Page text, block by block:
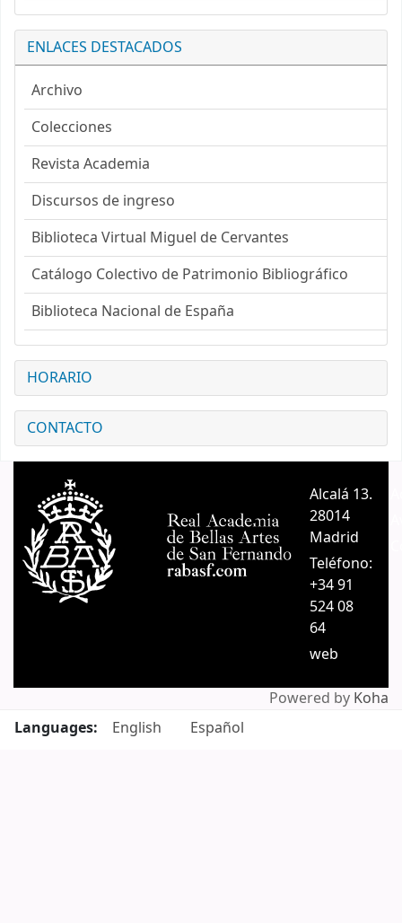
ENLACES DESTACADOS
Archivo
Colecciones
Revista Academia
Discursos de ingreso
Biblioteca Virtual Miguel de Cervantes
Catálogo Colectivo de Patrimonio Bibliográfico
Biblioteca Nacional de España
HORARIO
CONTACTO
Alcalá 13.
28014
Madrid
Teléfono:
+34 91
524 08
64
web
Powered by Koha
Languages:
English Español